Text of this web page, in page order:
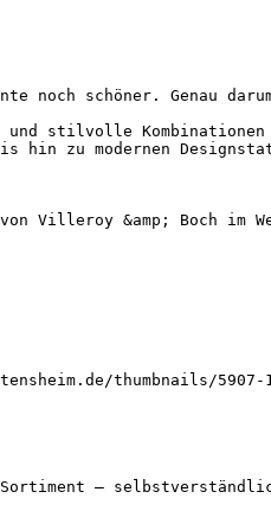
noch schöner. Genau
stilvolle
zu modernen
Villeroy &amp; Boch im
thumbnails/5907-
–